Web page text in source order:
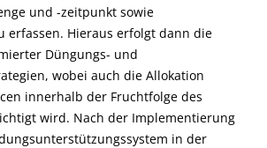
und -zeitpunkt sowie
erfassen. Hieraus erfolgt dann die
Düngungs- und
wobei auch die Allokation
innerhalb der Fruchtfolge des
wird. Nach der Implementierung
in der